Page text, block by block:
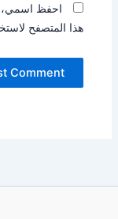
احفظ اسمي،
هذا المتصفح